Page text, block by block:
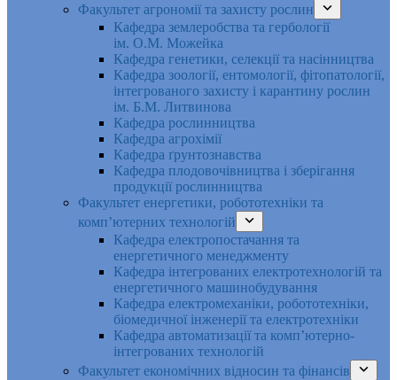
Факультет агрономії та захисту рослин
Кафедра землеробства та гербології
ім. О.М. Можейка
Кафедра генетики, селекції та насінництва
Кафедра зоології, ентомології, фітопатології,
інтегрованого захисту і карантину рослин
ім. Б.М. Литвинова
Кафедра рослинництва
Кафедра агрохімії
Кафедра ґрунтознавства
Кафедра плодовочівництва і зберігання
продукції рослинництва
Факультет енергетики, робототехніки та
комп’ютерних технологій
Кафедра електропостачання та
енергетичного менеджменту
Кафедра інтегрованих електротехнологій та
енергетичного машинобудування
Кафедра електромеханіки, робототехніки,
біомедичної інженерії та електротехніки
Кафедра автоматизації та комп’ютерно-
інтегрованих технологій
Факультет економічних відносин та фінансів